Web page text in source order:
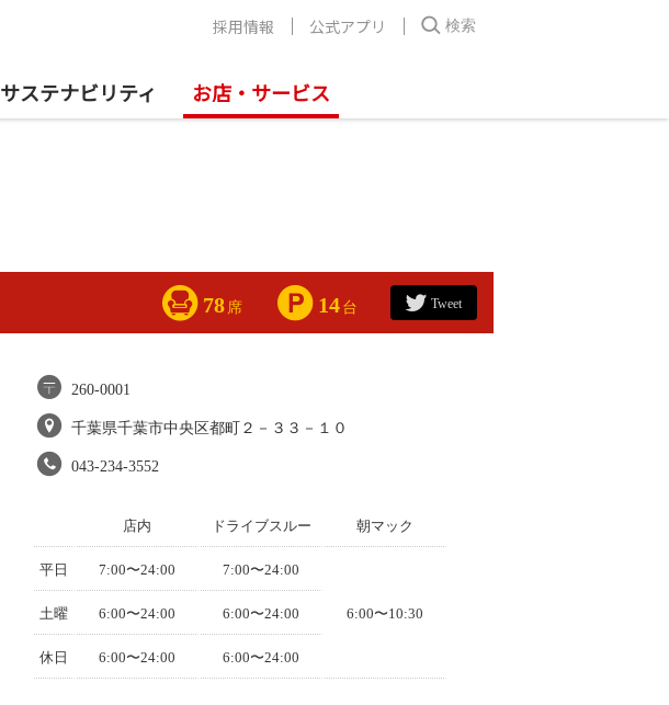
サステナビリティ お店・サービス
採用情報 公式アプリ 検索
78 席 14 台 Tweet
260-0001
千葉県千葉市中央区都町２－３３－１０
043-234-3552
店内 ドライブスルー 朝マック
平日 7:00〜24:00 7:00〜24:00
6:00〜10:30
土曜 6:00〜24:00 6:00〜24:00
休日 6:00〜24:00 6:00〜24:00